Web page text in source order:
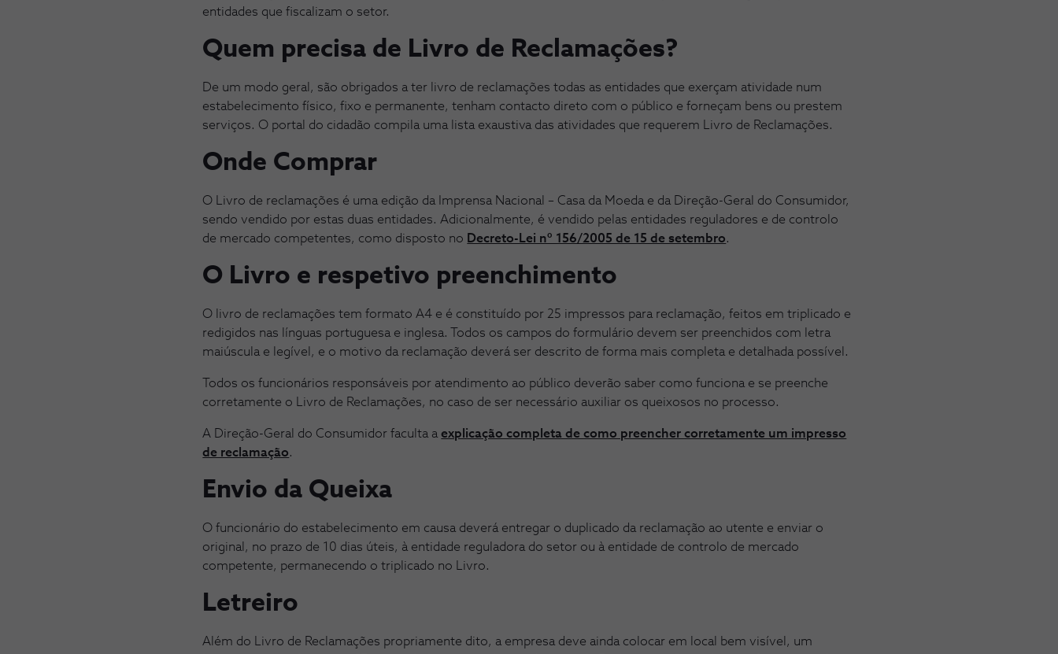
entidades que fiscalizam o setor.
Quem precisa de Livro de Reclamações?
De um modo geral, são obrigados a ter livro de reclamações todas as entidades que exerçam atividade num
estabelecimento físico, fixo e permanente, tenham contacto direto com o público e forneçam bens ou prestem
serviços. O portal do cidadão compila uma lista exaustiva das atividades que requerem Livro de Reclamações.
Onde Comprar
O Livro de reclamações é uma edição da Imprensa Nacional – Casa da Moeda e da Direção-Geral do Consumidor,
sendo vendido por estas duas entidades. Adicionalmente, é vendido pelas entidades reguladores e de controlo
de mercado competentes, como disposto no Decreto-Lei nº 156/2005 de 15 de setembro.
O Livro e respetivo preenchimento
O livro de reclamações tem formato A4 e é constituído por 25 impressos para reclamação, feitos em triplicado e
redigidos nas línguas portuguesa e inglesa. Todos os campos do formulário devem ser preenchidos com letra
maiúscula e legível, e o motivo da reclamação deverá ser descrito de forma mais completa e detalhada possível.
Todos os funcionários responsáveis por atendimento ao público deverão saber como funciona e se preenche
corretamente o Livro de Reclamações, no caso de ser necessário auxiliar os queixosos no processo.
A Direção-Geral do Consumidor faculta aexplicação completa de como preencher corretamente um impresso
de reclamação.
Envio da Queixa
O funcionário do estabelecimento em causa deverá entregar o duplicado da reclamação ao utente e enviar o
original, no prazo de 10 dias úteis, à entidade reguladora do setor ou à entidade de controlo de mercado
competente, permanecendo o triplicado no Livro.
Letreiro
Além do Livro de Reclamações propriamente dito, a empresa deve ainda colocar em local bem visível, um